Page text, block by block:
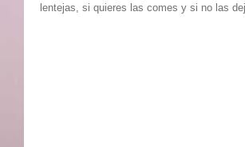
lentejas, si quieres las comes y si no las